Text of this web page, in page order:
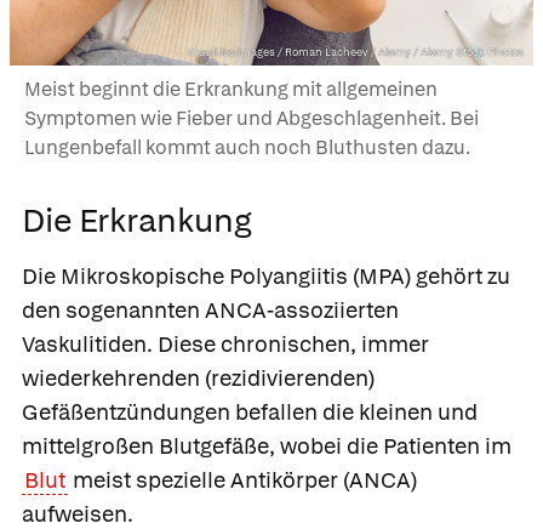
mauritius images / Roman Lacheev / Alamy / Alamy Stock Photos
Meist beginnt die Erkrankung mit allgemeinen
Symptomen wie Fieber und Abgeschlagenheit. Bei
Lungenbefall kommt auch noch Bluthusten dazu.
Die Erkrankung
Die Mikroskopische Polyangiitis (MPA) gehört zu
den sogenannten ANCA-assoziierten
Vaskulitiden. Diese chronischen, immer
wiederkehrenden (rezidivierenden)
Gefäßentzündungen befallen die kleinen und
mittelgroßen Blutgefäße, wobei die Patienten im
Blut meist spezielle Antikörper (ANCA)
aufweisen.